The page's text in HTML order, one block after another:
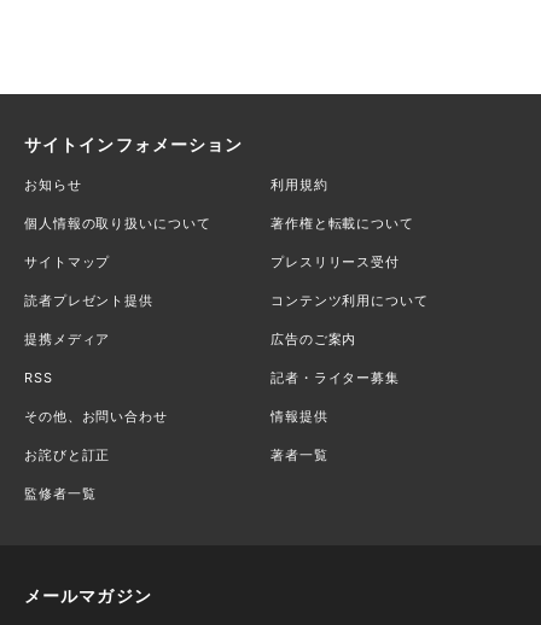
サイトインフォメーション
お知らせ 利用規約
個人情報の取り扱いについて 著作権と転載について
サイトマップ プレスリリース受付
読者プレゼント提供 コンテンツ利用について
提携メディア 広告のご案内
RSS 記者・ライター募集
その他、お問い合わせ 情報提供
お詫びと訂正 著者一覧
監修者一覧
メールマガジン